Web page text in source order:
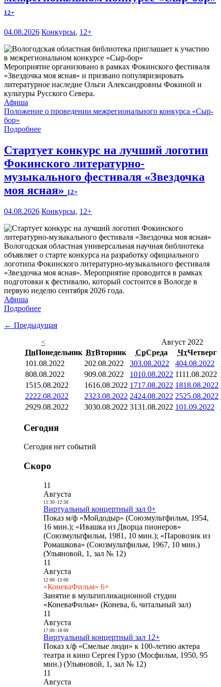
12+
04.08.2026 Конкурсы, 12+
Мероприятие организовано в рамках Фокинского фестиваля
«Звездочка моя ясная» и призвано популяризировать
литературное наследие Ольги Александровны Фокиной и
культуры Русского Севера.
Афиша
Положение о проведении межрегионального конкурса «Сыр-
бор»
Подробнее
Стартует конкурс на лучший логотип
Фокинского литературно-
музыкального фестиваля «Звездочка
моя ясная» 12+
04.08.2026 Конкурсы, 12+
Вологодская областная универсальная научная библиотека
объявляет о старте конкурса на разработку официального
логотипа Фокинского литературно-музыкального фестиваля
«Звездочка моя ясная». Мероприятие проводится в рамках
подготовки к фестивалю, который состоится в Вологде в
первую неделю сентября 2026 года.
Афиша
Подробнее
← Предыдущая
<
Август 2022
ПнПонедельник ВтВторник СрСреда ЧтЧетверг
101.08.2022 202.08.2022 303.08.2022 404.08.2022
808.08.2022 909.08.2022 1010.08.2022 1111.08.2022
1515.08.2022 1616.08.2022 1717.08.2022 1818.08.2022
2222.08.2022 2323.08.2022 2424.08.2022 2525.08.2022
2929.08.2022 3030.08.2022 3131.08.2022 101.09.2022
Сегодня
Сегодня нет событий
Скоро
11
Августа
11:30- 12:30
Виртуальный концертный зал 0+
Показ м/ф «Мойдодыр» (Союзмультфильм, 1954,
16 мин.); «Ивашка из Дворца пионеров»
(Союзмультфильм, 1981, 10 мин.); «Паровозик из
Ромашкова» (Союзмультфильм, 1967, 10 мин.)
(Ульяновой, 1, зал № 12)
11
Августа
12:00- 13:00
«КоневаФильм» 6+
Занятие в мультипликационной студии
«КоневаФильм» (Конева, 6, читальный зал)
11
Августа
17:00- 18:00
Виртуальный концертный зал 12+
Показ х/ф «Смелые люди» к 100-летию актера
театра и кино Сергея Гурзо (Мосфильм, 1950, 95
мин.) (Ульяновой, 1, зал № 12)
11
Августа